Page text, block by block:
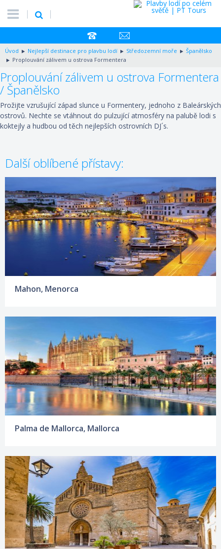
Úvod Nejlepší destinace pro plavbu lodí Středozemní moře
Španělsko
Proplouvání zálivem u ostrova Formentera
Proplouvání zálivem u ostrova Formentera
/ Španělsko
Prožijte vzrušující západ slunce u Formentery, jednoho z Baleárských
ostrovů. Nechte se vtáhnout do pulzující atmosféry na palubě lodi s
koktejly a hudbou od těch nejlepších ostrovních DJ´s.
Další oblíbené přístavy:
Mahon, Menorca
Palma de Mallorca, Mallorca